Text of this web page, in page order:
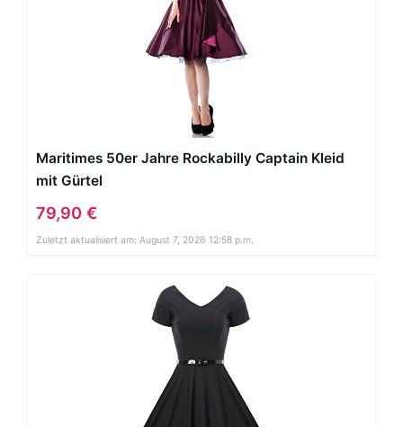
Maritimes 50er Jahre Rockabilly Captain Kleid
mit Gürtel
79,90 €
Zuletzt aktualisiert am: August 7, 2026 12:58 p.m.